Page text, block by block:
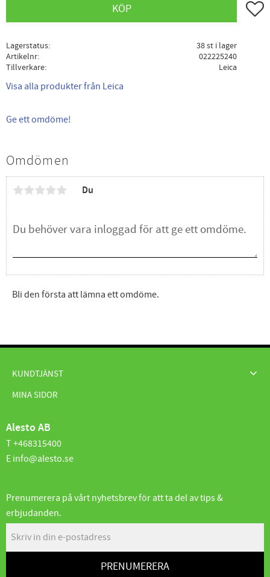
KÖP Lägg
Lagerstatus
38 st i lager
Artikelnr
022225240
Tillverkare
Leica
Visa alla produkter från Leica
Ge ett omdöme!
Omdömen
Du
Bli den första att lämna ett omdöme.
KUNDTJÄNST
MINA SIDOR
Alesto AB
T +468315400
E info@alesto.se
Prenumerera på vårt nyhetsbrev för att ta del av tips &
erbjudanden.
PRENUMERERA